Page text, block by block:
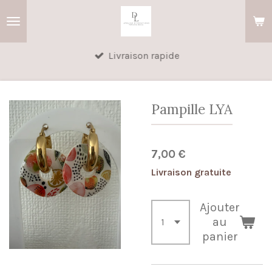
Livraison rapide
Pampille LYA
7,00 €
Livraison gratuite
Ajouter
au
panier